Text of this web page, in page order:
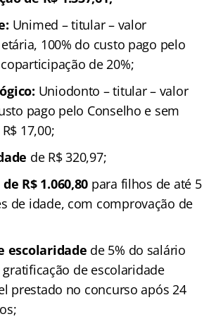
Unimed – titular – valor
100% do custo pago pelo
de 20%;
Uniodonto – titular – valor
pago pelo Conselho e sem
17,00;
de R$ 320,97;
R$ 1.060,80 para filhos de até 5
de idade, com comprovação de
escolaridade de 5% do salário
de escolaridade
prestado no concurso após 24